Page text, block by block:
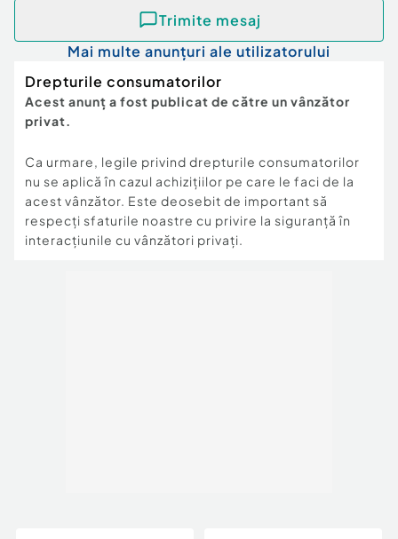
Trimite mesaj
Mai multe anunțuri ale utilizatorului
Drepturile consumatorilor
Acest anunț a fost publicat de către un vânzător
privat.
Ca urmare, legile privind drepturile consumatorilor
nu se aplică în cazul achizițiilor pe care le faci de la
acest vânzător. Este deosebit de important să
respecți sfaturile noastre cu privire la siguranță în
interacțiunile cu vânzători privați.